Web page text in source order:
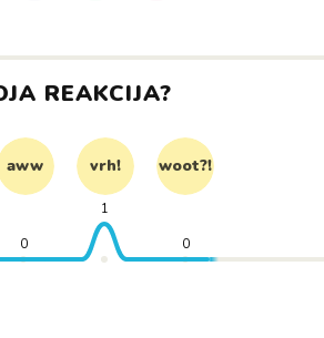
REAKCIJA?
aww vrh! woot?!
0
1
0